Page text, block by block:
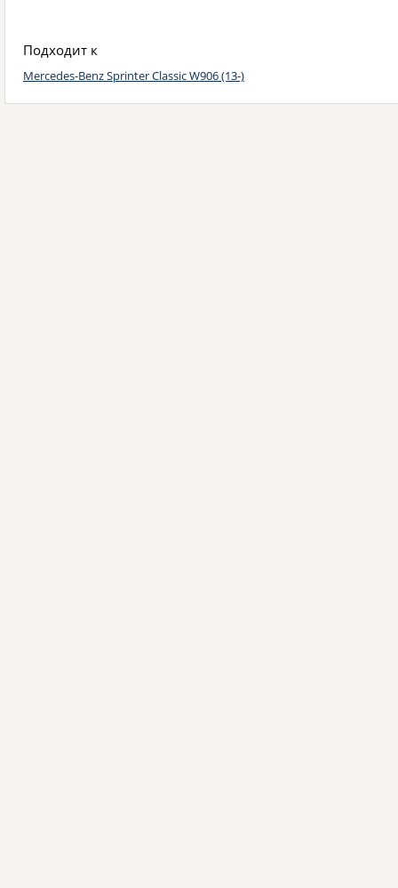
Подходит к
Mercedes-Benz Sprinter Classic W906 (13-)